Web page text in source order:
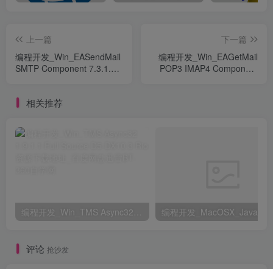
上一篇
编程开发_Win_EASendMail
SMTP Component 7.3.1.8
下一篇
编程开发_Win_EAGetMail
POP3 IMAP4 Component
相关推荐
评论 抢沙发